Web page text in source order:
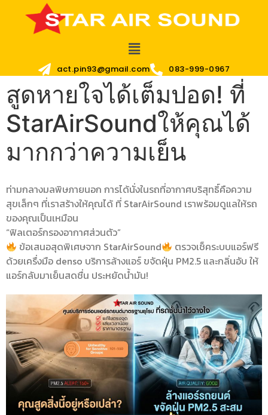
act.pin93@gmail.com 083-999-0967
สูดหายใจได้เต็มปอด! ที่
StarAirSoundให้คุณได้
มากกว่าความเย็น
ท่ามกลางมลพิษภายนอก การได้นั่งในรถที่อากาศบริสุทธิ์คือความ
สุขเล็กๆ ที่เราสร้างให้คุณได้ ที่ StarAirSound เราพร้อมดูแลให้รถ
ของคุณเป็นเหมือน
“ฟิลเตอร์กรองอากาศส่วนตัว”
ข้อเสนอสุดพิเศษจาก StarAirSound
ตรวจเช็คระบบแอร์ฟรี
ด้วยเครื่งมือ denso บริการล้างแอร์ ขจัดฝุ่น PM2.5 และกลิ่นอับ ให้
แอร์กลับมาเย็นสดชื่น ประหยัดน้ำมัน!